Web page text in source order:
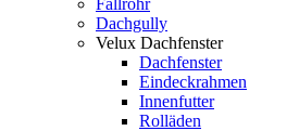
Fallrohr
Dachgully
Velux Dachfenster
Dachfenster
Eindeckrahmen
Innenfutter
Rolläden